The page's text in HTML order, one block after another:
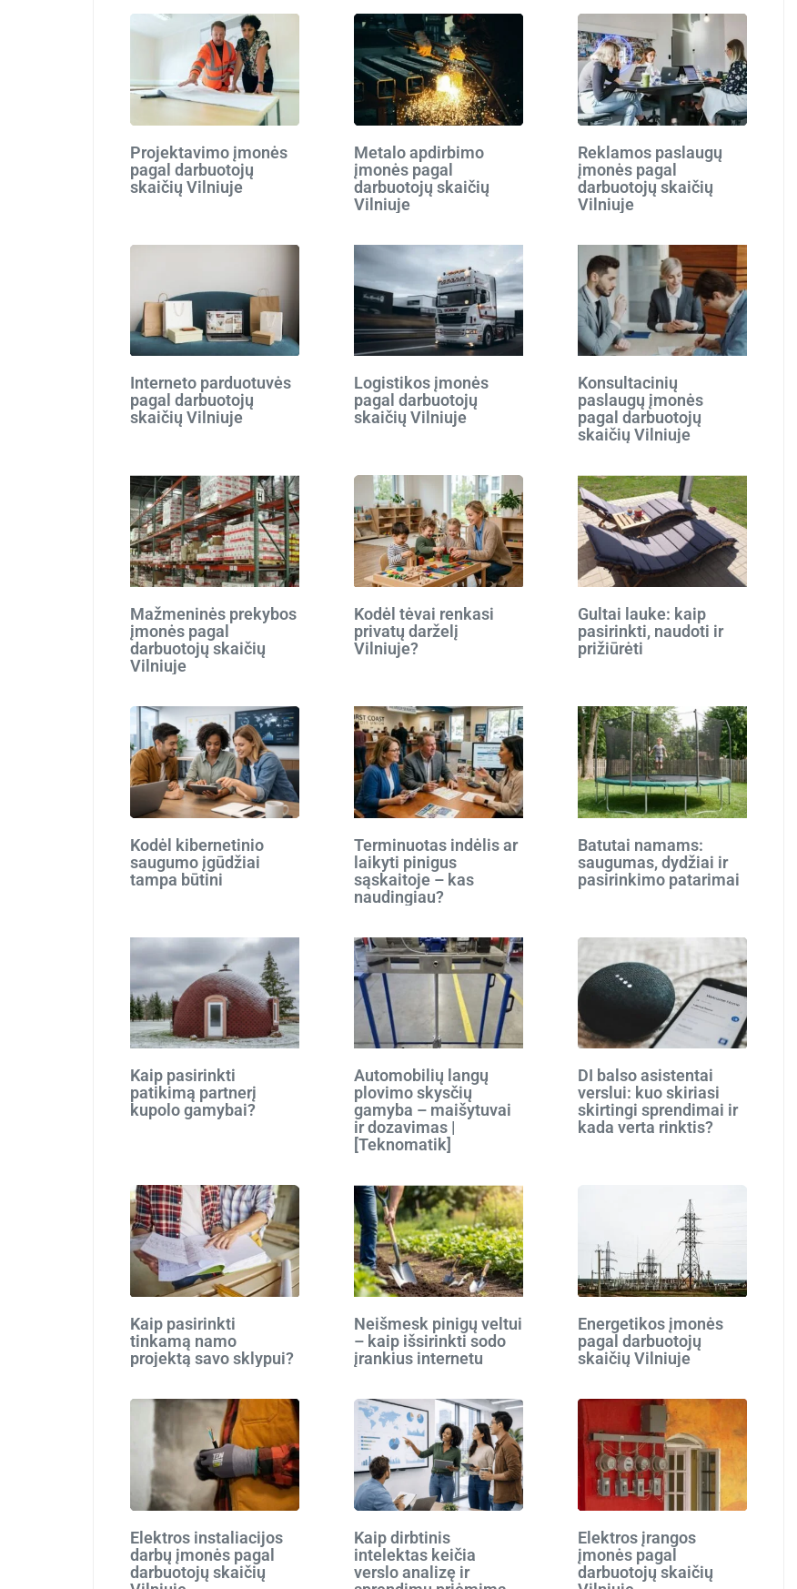
Projektavimo įmonės
pagal darbuotojų
skaičių Vilniuje
Metalo apdirbimo
įmonės pagal
darbuotojų skaičių
Vilniuje
Reklamos paslaugų
įmonės pagal
darbuotojų skaičių
Vilniuje
Interneto parduotuvės
pagal darbuotojų
skaičių Vilniuje
Logistikos įmonės
pagal darbuotojų
skaičių Vilniuje
Konsultacinių
paslaugų įmonės
pagal darbuotojų
skaičių Vilniuje
Mažmeninės prekybos
įmonės pagal
darbuotojų skaičių
Vilniuje
Kodėl tėvai renkasi
privatų darželį
Vilniuje?
Gultai lauke: kaip
pasirinkti, naudoti ir
prižiūrėti
Kodėl kibernetinio
saugumo įgūdžiai
tampa būtini
Terminuotas indėlis ar
laikyti pinigus
sąskaitoje – kas
naudingiau?
Batutai namams:
saugumas, dydžiai ir
pasirinkimo patarimai
Kaip pasirinkti
patikimą partnerį
kupolo gamybai?
Automobilių langų
plovimo skysčių
gamyba – maišytuvai
ir dozavimas |
[Teknomatik]
DI balso asistentai
verslui: kuo skiriasi
skirtingi sprendimai ir
kada verta rinktis?
Kaip pasirinkti
tinkamą namo
projektą savo sklypui?
Neišmesk pinigų veltui
– kaip išsirinkti sodo
įrankius internetu
Energetikos įmonės
pagal darbuotojų
skaičių Vilniuje
Elektros instaliacijos
darbų įmonės pagal
darbuotojų skaičių
Kaip dirbtinis
intelektas keičia
verslo analizę ir
Elektros įrangos
įmonės pagal
darbuotojų skaičių